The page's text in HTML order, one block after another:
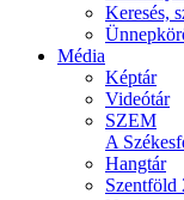
Keresés,
Média
Képtár
Videótár
SZEM
A
Hangtár
Szentföld